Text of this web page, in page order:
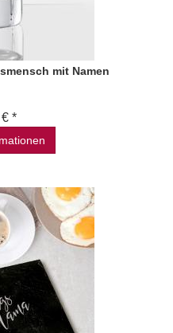
mit Namen
*